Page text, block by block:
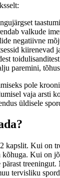
valkude
negatiivne
kiirenevad
paremini,
pole
vaja arsti
üldisele
kapslit. Kui on
Kui on
treeningut.
tervisliku